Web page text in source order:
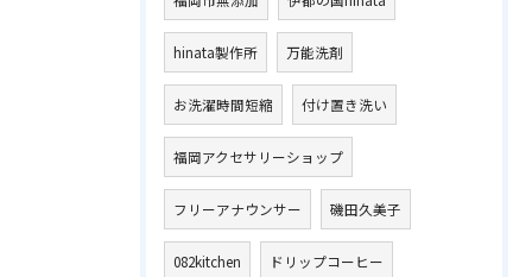
hinata製作所 万能洗剤
お洗濯時間短縮 付け置き洗い
福岡アクセサリーショップ
フリーアナウンサー 磯田久美子
082kitchen ドリップコーヒー